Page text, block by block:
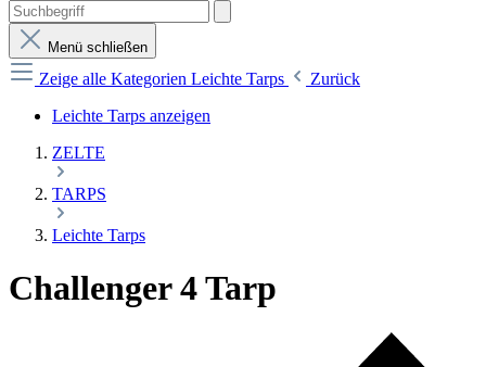
Menü schließen
Zeige alle Kategorien Leichte Tarps
Zurück
Leichte Tarps anzeigen
ZELTE
TARPS
Leichte Tarps
Challenger 4 Tarp